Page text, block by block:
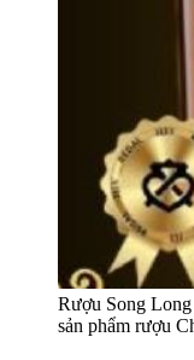
Rượu Song
sản phẩm rượu